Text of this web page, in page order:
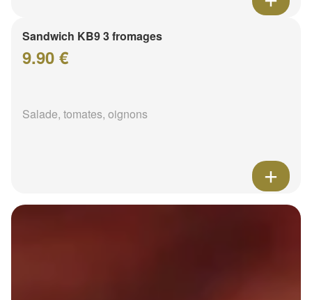
Sandwich KB9 3 fromages
9.90 €
Salade, tomates, oignons